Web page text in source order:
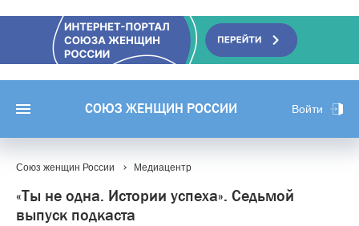
СОЮЗ ЖЕНЩИН РОССИИ Войти
Союз женщин России Медиацентр
«Ты не одна. Истории успеха». Седьмой
выпуск подкаста